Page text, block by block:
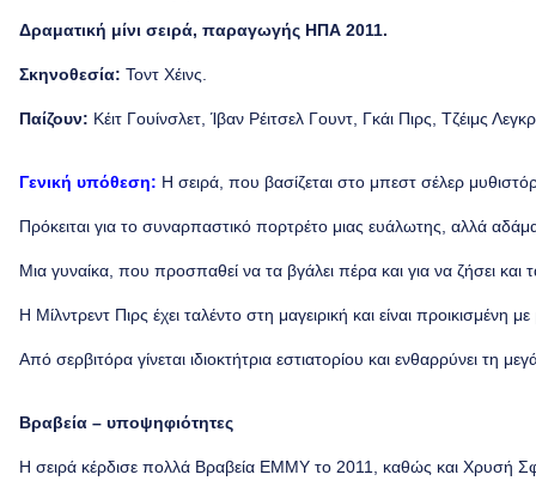
Δραματική μίνι σειρά, παραγωγής ΗΠΑ 2011.
Σκηνοθεσία: Τοντ Χέινς.
Παίζουν: Κέιτ Γουίνσλετ, Ίβαν Ρέιτσελ Γουντ, Γκάι Πιρς, Τζέιμς
Γενική υπόθεση: Η σειρά, που βασίζεται στο μπεστ σέλερ
Πρόκειται για το συναρπαστικό πορτρέτο μιας ευάλωτης, αλλά
Μια γυναίκα, που προσπαθεί να τα βγάλει πέρα και για να ζήσει και
Η Μίλντρεντ Πιρς έχει ταλέντο στη μαγειρική και είναι προικισμένη
Από σερβιτόρα γίνεται ιδιοκτήτρια εστιατορίου και ενθαρρύνει τη
Βραβεία – υποψηφιότητες
Η σειρά κέρδισε πολλά Βραβεία ΕΜΜΥ το 2011, καθώς και Χρυσή